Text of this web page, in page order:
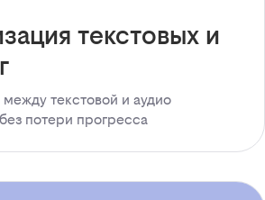
текстовых и
текстовой и аудио
потери прогресса